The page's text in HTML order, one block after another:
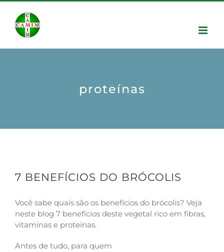
proteínas
7 BENEFÍCIOS DO BRÓCOLIS
Você sabe quais são os benefícios do brócolis? Veja
neste blog 7 benefícios deste vegetal rico em fibras,
vitaminas e proteínas.
Antes de tudo, para quem